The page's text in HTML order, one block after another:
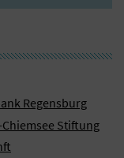
Regensburg
Stiftung